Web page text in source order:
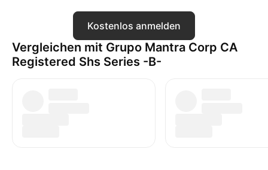
Kostenlos anmelden
Vergleichen mit Grupo Mantra Corp CA
Registered Shs Series -B-